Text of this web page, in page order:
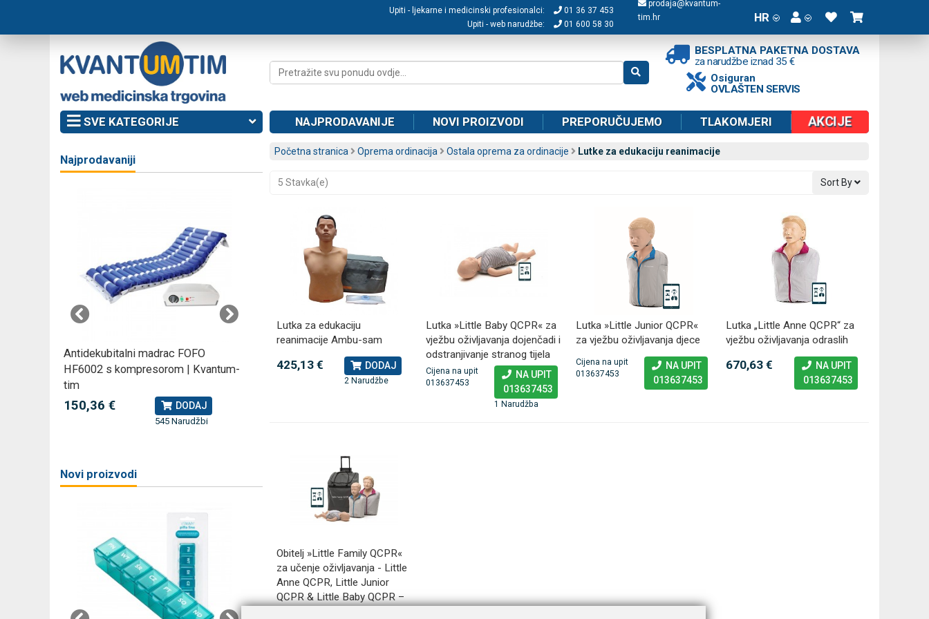
Upiti - ljekarne i medicinski profesionalci:
01 36 37 453
Upiti - web narudžbe:
01 600 58 30
prodaja@kvantum-
tim.hr
HR
BESPLATNA PAKETNA DOSTAVA
za narudžbe iznad 35 €
Osiguran
OVLAŠTEN SERVIS
SVE KATEGORIJE NAJPRODAVANIJE NOVI PROIZVODI PREPORUČUJEMO TLAKOMJERI AKCIJE
Početna stranica Oprema ordinacija Ostala oprema za ordinacije Lutke za edukaciju reanimacije
5 Stavka(e) Sort By
Lutka za edukaciju
reanimacije Ambu-sam
425,13 € DODAJ
2 Narudžbe
Lutka »Little Baby QCPR« za
vježbu oživljavanja dojenčadi i
odstranjivanje stranog tijela
Cijena na upit
013637453
NA UPIT
013637453
1 Narudžba
Lutka »Little Junior QCPR«
za vježbu oživljavanja djece
Cijena na upit
013637453
NA UPIT
013637453
Lutka „Little Anne QCPR“ za
vježbu oživljavanja odraslih
670,63 €
NA UPIT
013637453
Obitelj »Little Family QCPR«
za učenje oživljavanja - Little
Anne QCPR, Little Junior
QCPR & Little Baby QCPR –
Najprodavaniji
Antidekubitalni madrac FOFO
HF6002 s kompresorom | Kvantum-
tim
150,36 € DODAJ
545 Narudžbi
kompresorski inhalator
Rossmax X5 tlakomjer za nadlakticu
80,25 €
ST306 45 cm
32,13 € DODAJ
Novi proizvodi